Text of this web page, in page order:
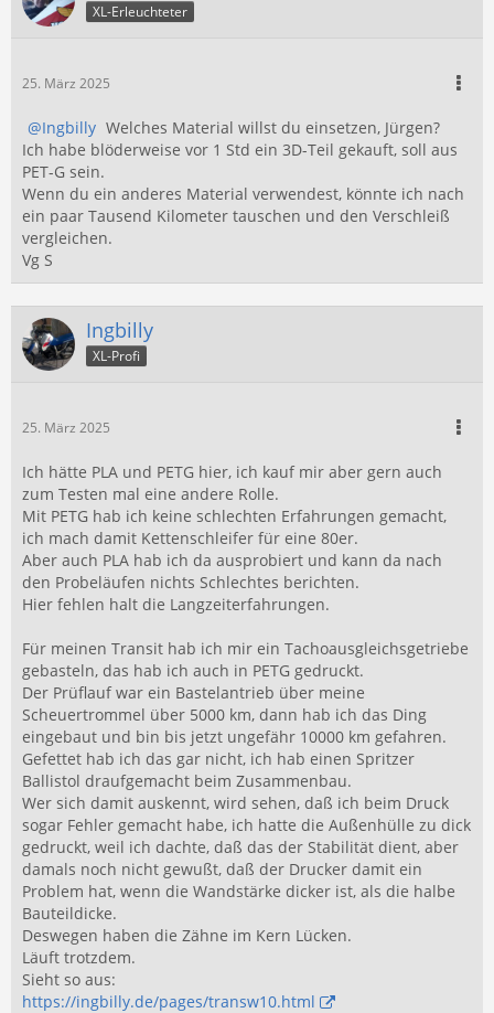
XL-Erleuchteter
25. März 2025
Ingbilly Welches Material willst du einsetzen, Jürgen?
Ich habe blöderweise vor 1 Std ein 3D-Teil gekauft, soll aus
PET-G sein.
Wenn du ein anderes Material verwendest, könnte ich nach
ein paar Tausend Kilometer tauschen und den Verschleiß
vergleichen.
Vg S
Ingbilly
XL-Profi
25. März 2025
Ich hätte PLA und PETG hier, ich kauf mir aber gern auch
zum Testen mal eine andere Rolle.
Mit PETG hab ich keine schlechten Erfahrungen gemacht,
ich mach damit Kettenschleifer für eine 80er.
Aber auch PLA hab ich da ausprobiert und kann da nach
den Probeläufen nichts Schlechtes berichten.
Hier fehlen halt die Langzeiterfahrungen.
Für meinen Transit hab ich mir ein Tachoausgleichsgetriebe
gebasteln, das hab ich auch in PETG gedruckt.
Der Prüflauf war ein Bastelantrieb über meine
Scheuertrommel über 5000 km, dann hab ich das Ding
eingebaut und bin bis jetzt ungefähr 10000 km gefahren.
Gefettet hab ich das gar nicht, ich hab einen Spritzer
Ballistol draufgemacht beim Zusammenbau.
Wer sich damit auskennt, wird sehen, daß ich beim Druck
sogar Fehler gemacht habe, ich hatte die Außenhülle zu dick
gedruckt, weil ich dachte, daß das der Stabilität dient, aber
damals noch nicht gewußt, daß der Drucker damit ein
Problem hat, wenn die Wandstärke dicker ist, als die halbe
Bauteildicke.
Deswegen haben die Zähne im Kern Lücken.
Läuft trotzdem.
Sieht so aus:
https://ingbilly.de/pages/transw10.html